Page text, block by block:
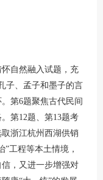
自然融入试题，充
子、孟子和墨子的言
第6题聚焦古代民间
第12题、第13题考
浙江杭州西湖供销
工程等本土情境，
，又进一步增强对